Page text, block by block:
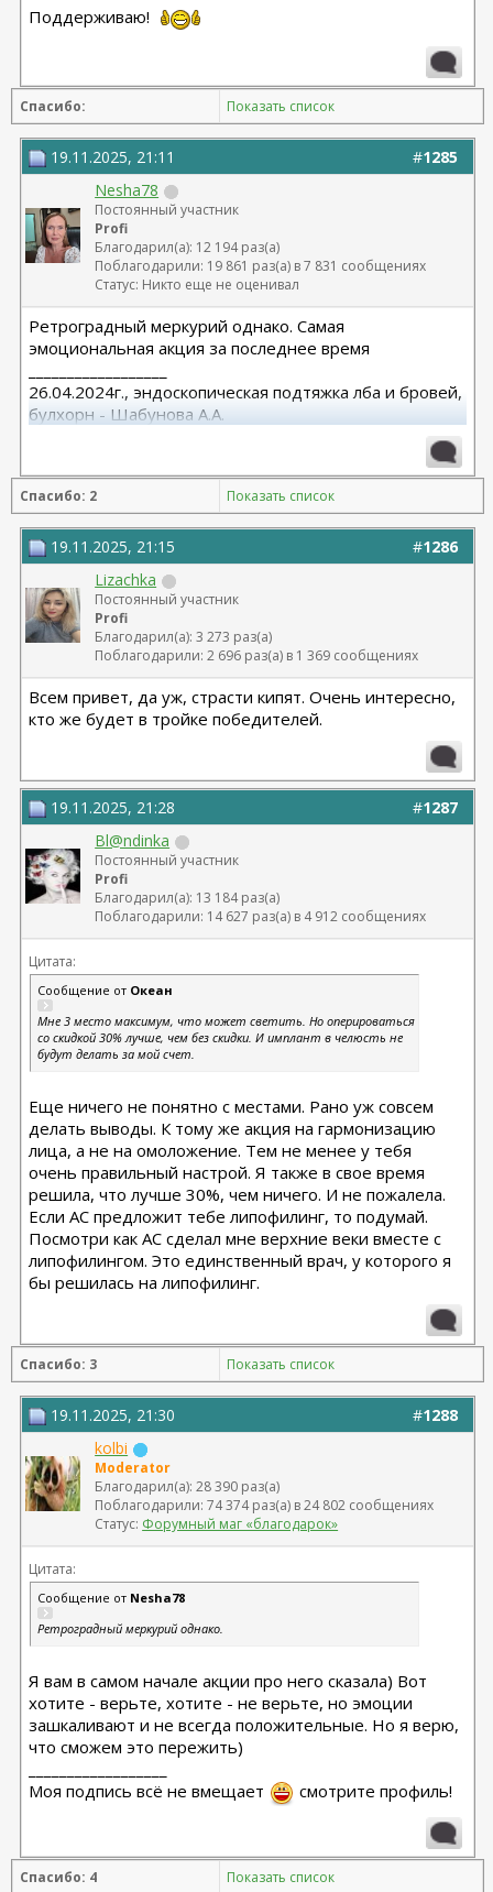
Поддерживаю!
Спасибо: Показать список
#1285
19.11.2025, 21:11
Nesha78
Постоянный участник
Profi
Благодарил(а): 12 194 раз(а)
Поблагодарили: 19 861 раз(а) в 7 831 сообщениях
Статус: Никто еще не оценивал
Ретроградный меркурий однако. Самая
эмоциональная акция за последнее время
26.04.2024г., эндоскопическая подтяжка лба и бровей,
булхорн - Шабунова А.А.
06.12.2024г., бодилифт, липофилинг ягодиц, редукция
22.09.2025г. брахио пластика+торсопластика -
Бабикова М.А.
06.01.2026г. феморо пластика+липо ног - Бабикова
М.А.
Спасибо: 2 Показать список
#1286
19.11.2025, 21:15
Lizachka
Постоянный участник
Profi
Благодарил(а): 3 273 раз(а)
Поблагодарили: 2 696 раз(а) в 1 369 сообщениях
Всем привет, да уж, страсти кипят. Очень интересно,
кто же будет в тройке победителей.
#1287
19.11.2025, 21:28
Bl@ndinka
Постоянный участник
Profi
Благодарил(а): 13 184 раз(а)
Поблагодарили: 14 627 раз(а) в 4 912 сообщениях
Цитата:
Сообщение от Океан
Мне 3 место максимум, что может светить. Но оперироваться
со скидкой 30% лучше, чем без скидки. И имплант в челюсть не
будут делать за мой счет.
Еще ничего не понятно с местами. Рано уж совсем
делать выводы. К тому же акция на гармонизацию
лица, а не на омоложение. Тем не менее у тебя
очень правильный настрой. Я также в свое время
решила, что лучше 30%, чем ничего. И не пожалела.
Если АС предложит тебе липофилинг, то подумай.
Посмотри как АС сделал мне верхние веки вместе с
липофилингом. Это единственный врач, у которого я
бы решилась на липофилинг.
Спасибо: 3 Показать список
#1288
19.11.2025, 21:30
kolbi
Moderator
Благодарил(а): 28 390 раз(а)
Поблагодарили: 74 374 раз(а) в 24 802 сообщениях
Статус: Форумный маг «благодарок»
Цитата:
Сообщение от Nesha78
Ретроградный меркурий однако.
Я вам в самом начале акции про него сказала) Вот
хотите - верьте, хотите - не верьте, но эмоции
зашкаливают и не всегда положительные. Но я верю,
что сможем это пережить)
Моя подпись всё не вмещает
смотрите профиль!
Спасибо: 4 Показать список